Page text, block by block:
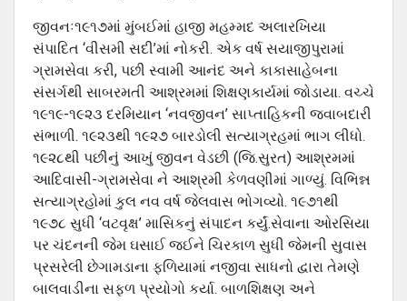
જીવનઃ૧૯૧૭માં મુંબઈમાં હાજી મહમ્મદ અલારખિયા
સંપાદિત ‘વીસમી સદી’માં નોકરી. એક વર્ષ સયાજીપુરામાં
ગ્રામસેવા કરી, પછી સ્વામી આનંદ અને કાકાસાહેબના
સંસર્ગથી સાબરમતી આશ્રમમાં શિક્ષણકાર્યમાં જોડાયા. વચ્ચે
૧૯૧૯-૧૯૨૩ દરમિયાન ‘નવજીવન’ સાપ્તાહિકની જવાબદારી
સંભાળી. ૧૯૨૩થી ૧૯૨૭ બારડોલી સત્યાગ્રહમાં ભાગ લીધો.
૧૯૨૮થી પછીનું આખું જીવન વેડછી (જિ.સુરત) આશ્રમમાં
આદિવાસી-ગ્રામસેવા ને આશ્રમી કેળવણીમાં ગાળ્યું. વિભિન્ન
સત્યાગ્રહોમાં કુલ નવ વર્ષ જેલવાસ ભોગવ્યો. ૧૯૭૧થી
૧૯૭૮ સુધી ‘વટવૃક્ષ’ માસિકનું સંપાદન કર્યું.સેવાના ઓરસિયા
પર ચંદનની જેમ ઘસાઈ જઈને ચિરકાળ સુધી જેમની સુવાસ
પ્રસરેલી છેગામડાના ફળિયામાં નજીવા સાધનો દ્વારા તેમણે
બાલવાડીના સફળ પ્રયોગો કર્યા. બાળશિક્ષણ અને